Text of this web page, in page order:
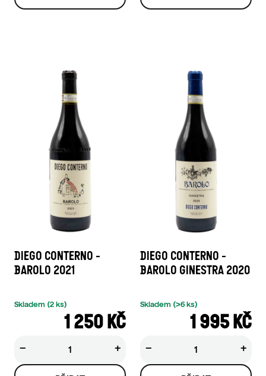
DIEGO CONTERNO -
BAROLO 2021
1 250 KČ
Skladem (2 ks)
+
−
DIEGO CONTERNO -
BAROLO GINESTRA 2020
1 995 KČ
Skladem (>6 ks)
+
−